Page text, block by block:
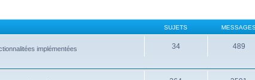
SUJETS
implémentées 34 489